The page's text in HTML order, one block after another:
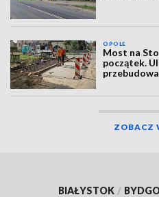
OPOLE
Most na
początek.
przebudowa
ZOBACZ
BIAŁYSTOK /